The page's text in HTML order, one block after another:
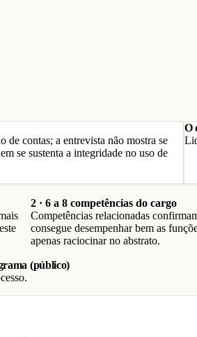
de contas; a entrevista não mostra se
se sustenta a integridade no uso de
O
2 · 6 a 8 competências do cargo
Competências relacionadas
consegue desempenhar bem as
apenas raciocinar no abstrato.
(público)